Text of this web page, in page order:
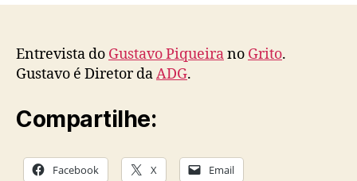
Entrevista do Gustavo Piqueirano Grito.
Gustavo é Diretor daADG.
Compartilhe:
Facebook X Email